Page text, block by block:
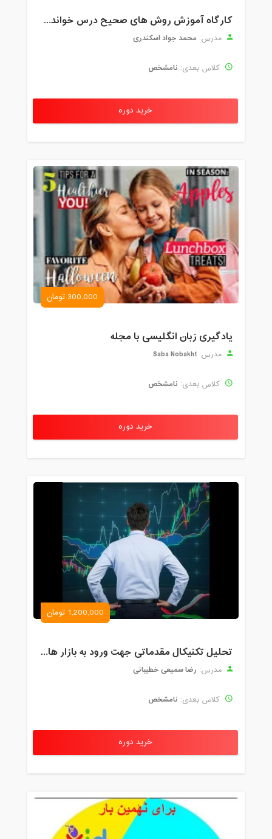
کارگاه آموزش روش های صحیح درس خواندن همراه با یادگیری بدون فراموشی
مدرس: محمد جواد اسکندری
کلاس بعدی: نامشخص
خرید دوره
300,000 تومان
یادگیری زبان انگلیسی با مجله
مدرس: Saba Nobakht
کلاس بعدی: نامشخص
خرید دوره
1,200,000 تومان
تحلیل تکنیکال مقدماتی جهت ورود به بازار های مالی (رمز ارز و فارکس )
مدرس: رضا سمیعی خطیبانی
کلاس بعدی: نامشخص
خرید دوره